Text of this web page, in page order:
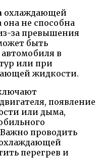
охлаждающей
не способна
за превышения
быть
в
или при
жидкости.
появление
или дыма,
проводить
перегрев и